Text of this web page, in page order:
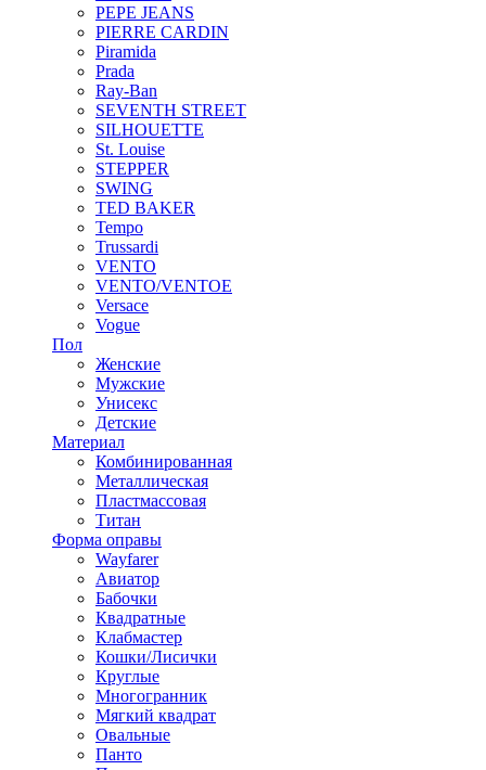
PEPE JEANS
PIERRE CARDIN
Piramida
Prada
Ray-Ban
SEVENTH STREET
SILHOUETTE
St. Louise
STEPPER
SWING
TED BAKER
Tempo
Trussardi
VENTO
VENTO/VENTOE
Versace
Vogue
Пол
Женские
Мужские
Унисекс
Детские
Материал
Комбинированная
Металлическая
Пластмассовая
Титан
Форма оправы
Wayfarer
Авиатор
Бабочки
Квадратные
Клабмастер
Кошки/Лисички
Круглые
Многогранник
Мягкий квадрат
Овальные
Панто